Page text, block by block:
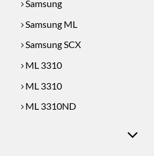
Samsung
Samsung ML
Samsung SCX
ML 3310
ML 3310
ML 3310ND